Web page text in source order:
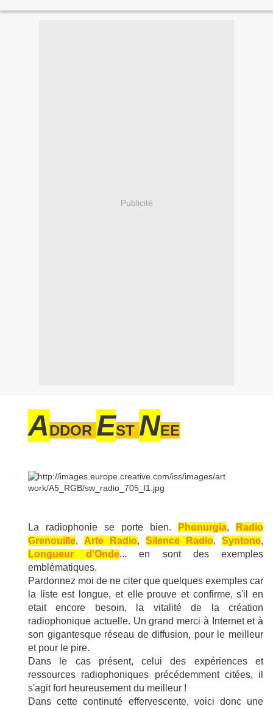
Publicité
ADDOR EST NEE
La radiophonie se porte bien. Phonurgia,
Radio
Grenouille, Arte Radio, Silence Radio, Syntone,
Longueur d'Onde... en sont des exemples
emblématiques.
Pardonnez moi de ne citer que quelques exemples car
la liste est longue, et elle prouve et confirme, s'il en
etait encore besoin, la vitalité de la création
radiophonique actuelle. Un grand merci à Internet et à
son gigantesque réseau de diffusion, pour le meilleur
et pour le pire.
Dans le cas présent, celui des expériences et
ressources radiophoniques précédemment citées, il
s'agit fort heureusement du meilleur !
Dans cette continuté effervescente, voici donc une